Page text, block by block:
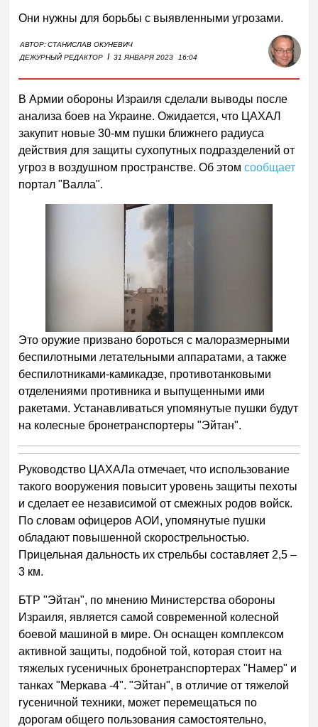
Они нужны для борьбы с выявленными угрозами.
АВТОР:СТАНИСЛАВ ОКУНЕВИЧ
ДЕЖУРНЫЙ РЕДАКТОР I 31 ЯНВАРЯ 2023 16:04
В Армии обороны Израиля сделали выводы после
анализа боев на Украине. Ожидается, что ЦАХАЛ
закупит новые 30-мм пушки ближнего радиуса
действия для защиты сухопутных подразделений от
угроз в воздушном пространстве. Об этомсообщает
портал "Валла".
Это оружие призвано бороться с малоразмерными
беспилотными летательными аппаратами, а также
беспилотниками-камикадзе, противотанковыми
отделениями противника и выпущенными ими
ракетами. Устанавливаться упомянутые пушки будут
на колесные бронетранспортеры "Эйтан".
Руководство ЦАХАЛа отмечает, что использование
такого вооружения повысит уровень защиты пехоты
и сделает ее независимой от смежных родов войск.
По словам офицеров АОИ, упомянутые пушки
обладают повышенной скорострельностью.
Прицельная дальность их стрельбы составляет 2,5 –
3 км.
БТР "Эйтан", по мнению Министерства обороны
Израиля, является самой современной колесной
боевой машиной в мире. Он оснащен комплексом
активной защиты, подобной той, которая стоит на
тяжелых гусеничных бронетранспортерах "Намер" и
танках "Меркава -4". "Эйтан", в отличие от тяжелой
гусеничной техники, может перемещаться по
дорогам общего пользования самостоятельно,